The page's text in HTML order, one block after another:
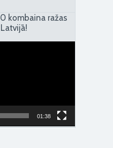
kombaina ražas
01:38